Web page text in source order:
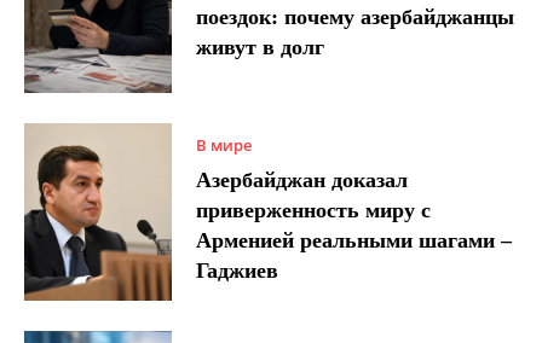
поездок: почему азербайджанцы
живут в долг
В мире
Азербайджан доказал
приверженность миру с
Арменией реальными шагами –
Гаджиев